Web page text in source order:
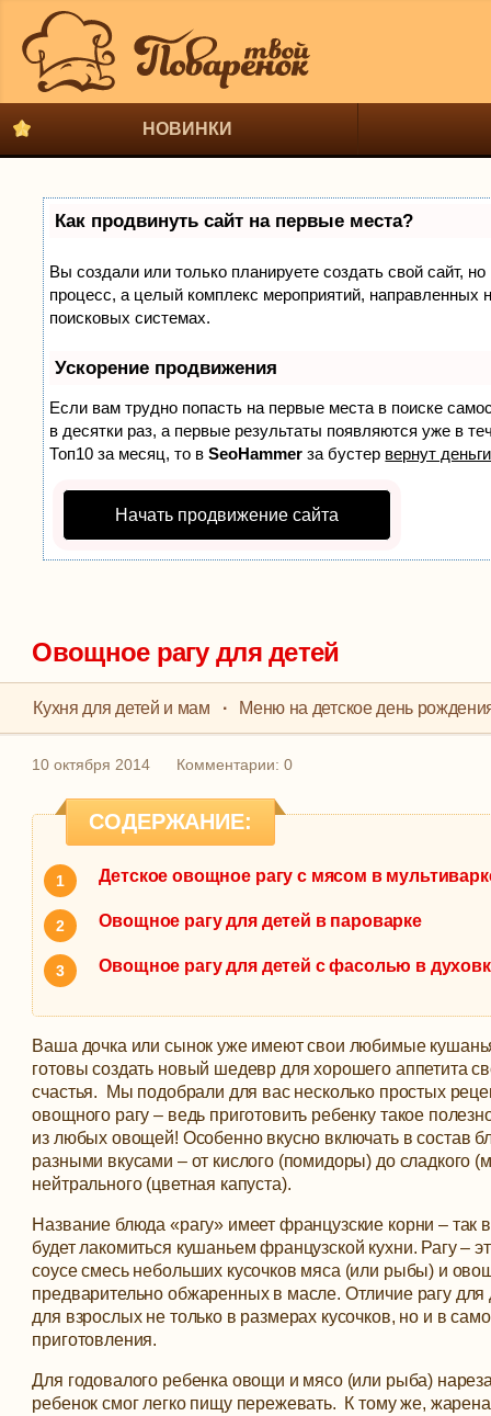
НОВИНКИ
Как продвинуть сайт на первые места?
Вы создали или только планируете создать свой сайт,
процесс, а целый комплекс мероприятий, направленных
поисковых системах.
Ускорение продвижения
Если вам трудно попасть на первые места в поиске
в десятки раз, а первые результаты появляются уже в
Топ10 за месяц, то вSeoHammer за бустер вернут
Начать продвижение сайта
Овощное рагу для детей
Кухня для детей и мам · Меню на детское день
10 октября 2014 Комментарии: 0
СОДЕРЖАНИЕ:
Детское овощное рагу с мясом в
Овощное рагу для детей в пароварке
Овощное рагу для детей с фасолью в
Ваша дочка или сынок уже имеют свои любимые
готовы создать новый шедевр для хорошего аппетита
счастья. Мы подобрали для вас несколько простых
овощного рагу – ведь приготовить ребенку такое
из любых овощей! Особенно вкусно включать в состав
разными вкусами – от кислого (помидоры) до сладкого
нейтрального (цветная капуста).
Название блюда «рагу» имеет французские корни –
будет лакомиться кушаньем французской кухни. Рагу –
соусе смесь небольших кусочков мяса (или рыбы) и
предварительно обжаренных в масле. Отличие рагу для
для взрослых не только в размерах кусочков, но и в
приготовления.
Для годовалого ребенка овощи и мясо (или рыба)
ребенок смог легко пищу пережевать. К тому же,